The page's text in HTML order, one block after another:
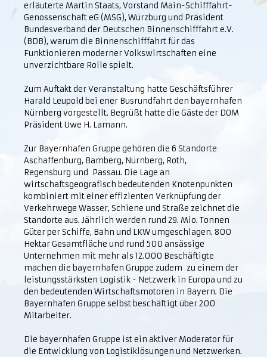
erläuterte Martin Staats, Vorstand Main-Schifffahrt-
Genossenschaft eG (MSG), Würzburg und Präsident
Bundesverband der Deutschen Binnenschifffahrt e.V.
(BDB), warum die Binnenschifffahrt für das
Funktionieren moderner Volkswirtschaften eine
unverzichtbare Rolle spielt.
Zum Auftakt der Veranstaltung hatte Geschäftsführer
Harald Leupold bei ener Busrundfahrt den bayernhafen
Nürnberg vorgestellt. Begrüßt hatte die Gäste der DOM
Präsident Uwe H. Lamann.
Zur Bayernhafen Gruppe gehören die 6 Standorte
Aschaffenburg, Bamberg, Nürnberg, Roth,
Regensburg und Passau. Die Lage an
wirtschaftsgeografisch bedeutenden Knotenpunkten
kombiniert mit einer effizienten Verknüpfung der
Verkehrwege Wasser, Schiene und Straße zeichnet die
Standorte aus. Jährlich werden rund 29. Mio. Tonnen
Güter per Schiffe, Bahn und LKW umgeschlagen. 800
Hektar Gesamtfläche und rund 500 ansässige
Unternehmen mit mehr als 12.000 Beschäftigte
machen die bayernhafen Gruppe zudem zu einem der
leistungsstärksten Logistik - Netzwerk in Europa und zu
den bedeutenden Wirtschaftsmotoren in Bayern. Die
Bayernhafen Gruppe selbst beschäftigt über 200
Mitarbeiter.
Die bayernhafen Gruppe ist ein aktiver Moderator für
die Entwicklung von Logistiklösungen und Netzwerken.